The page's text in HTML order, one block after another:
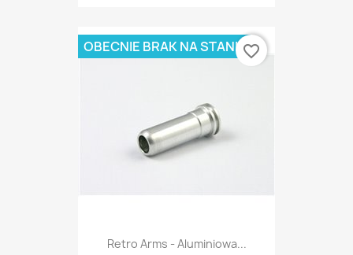
Retro Arms - Aluminiowa...
OBECNIE BRAK NA STANIEfavorite_border